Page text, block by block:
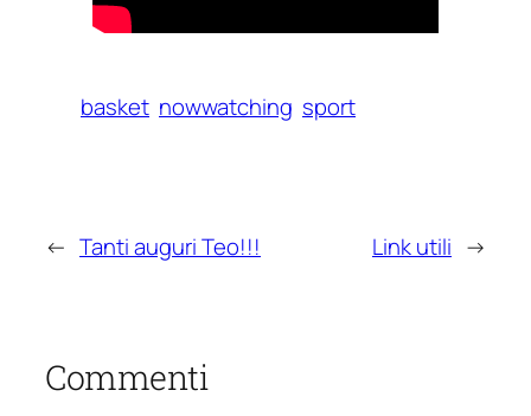
basket nowwatching sport
← Tanti auguri Teo!!! Link utili →
Commenti